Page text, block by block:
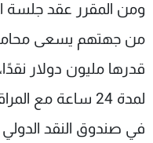
ومن المقرر عقد جلسة
من جهتهم يسعى محامو
قدرها مليون دولار
لمدة 24 ساعة مع
في صندوق النقد